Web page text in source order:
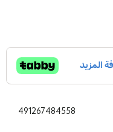
491267484558